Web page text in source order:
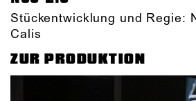
Stückentwicklung und Regie:
Calis
ZUR PRODUKTION